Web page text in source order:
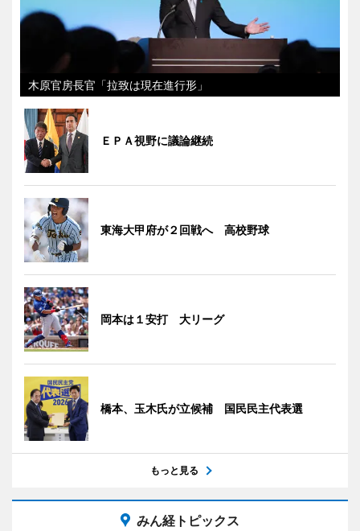
木原官房長官「拉致は現在進行形」
ＥＰＡ視野に議論継続
東海大甲府が２回戦へ 高校野球
岡本は１安打 大リーグ
橋本、玉木氏が立候補 国民民主代表選
もっと見る
みん経トピックス